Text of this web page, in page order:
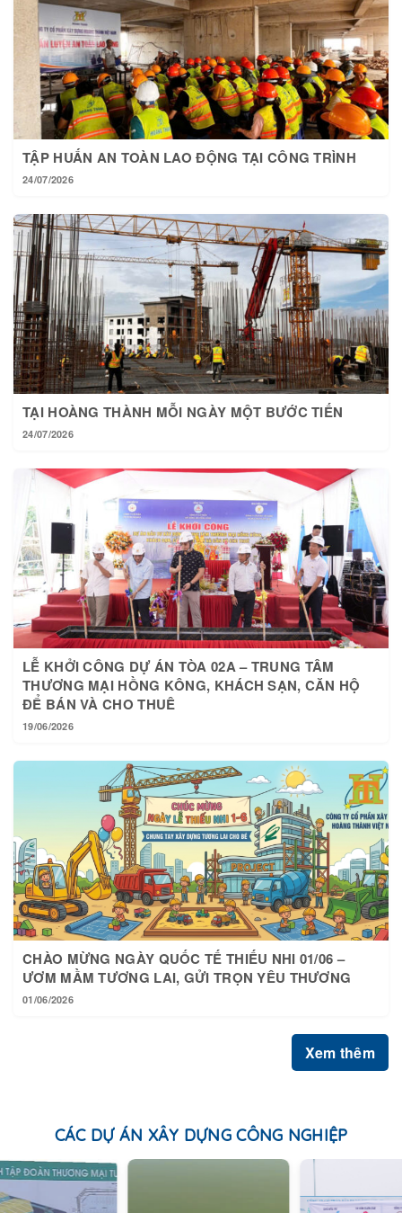
TẬP HUẤN AN TOÀN LAO ĐỘNG TẠI CÔNG TRÌNH
24/07/2026
TẠI HOÀNG THÀNH MỖI NGÀY MỘT BƯỚC TIẾN
24/07/2026
LỄ KHỞI CÔNG DỰ ÁN TÒA 02A – TRUNG TÂM
THƯƠNG MẠI HỒNG KÔNG, KHÁCH SẠN, CĂN HỘ
ĐỂ BÁN VÀ CHO THUÊ
19/06/2026
CHÀO MỪNG NGÀY QUỐC TẾ THIẾU NHI 01/06 –
ƯƠM MẦM TƯƠNG LAI, GỬI TRỌN YÊU THƯƠNG
01/06/2026